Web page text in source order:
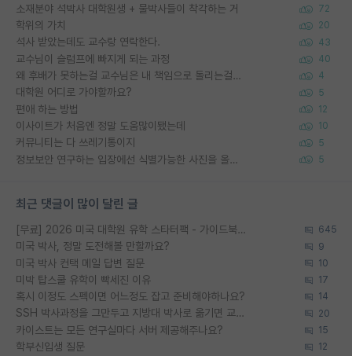
소재분야 석박사 대학원생 + 물박사들이 착각하는 거 72
학위의 가치 20
석사 받았는데도 교수랑 연락한다. 43
교수님이 슬럼프에 빠지게 되는 과정 40
왜 후배가 못하는걸 교수님은 내 책임으로 돌리는걸까요? 4
대학원 어디로 가야할까요? 5
편애 하는 방법 12
이사이트가 처음엔 정말 도움많이됐는데 10
커뮤니티는 다 쓰레기통이지 5
정보보안 연구하는 입장에선 식별가능한 사진을 올리는건 비추이긴함 5
최근 댓글이 많이 달린 글
[무료] 2026 미국 대학원 유학 스타터팩 - 가이드북 & 합격자 컨택메일 템플릿 645
미국 박사, 정말 도전해볼 만할까요? 9
미국 박사 컨택 메일 답변 질문 10
미박 탑스쿨 유학이 빡세진 이유 17
혹시 이정도 스펙이면 어느정도 잡고 준비해야하나요? 14
SSH 박사과정을 그만두고 지방대 박사로 옮기면 교수의 꿈은 끝일까요? 20
카이스트는 모든 연구실마다 서버 제공해주나요? 15
학부신입생 질문 12